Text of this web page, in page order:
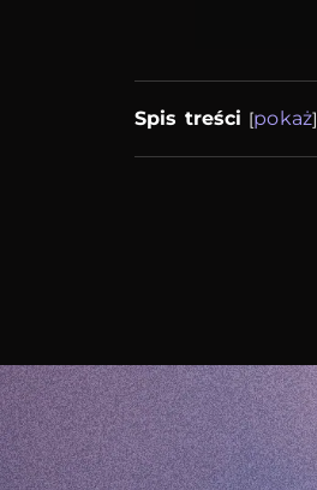
Spis treści [pokaż]